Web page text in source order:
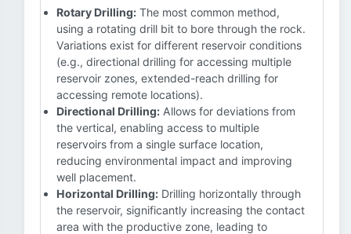
Rotary Drilling: The most common method,
using a rotating drill bit to bore through the rock.
Variations exist for different reservoir conditions
(e.g., directional drilling for accessing multiple
reservoir zones, extended-reach drilling for
accessing remote locations).
Directional Drilling: Allows for deviations from
the vertical, enabling access to multiple
reservoirs from a single surface location,
reducing environmental impact and improving
well placement.
Horizontal Drilling: Drilling horizontally through
the reservoir, significantly increasing the contact
area with the productive zone, leading to